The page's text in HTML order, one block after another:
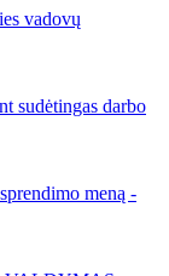
vadovų
sudėtingas darbo
meną -